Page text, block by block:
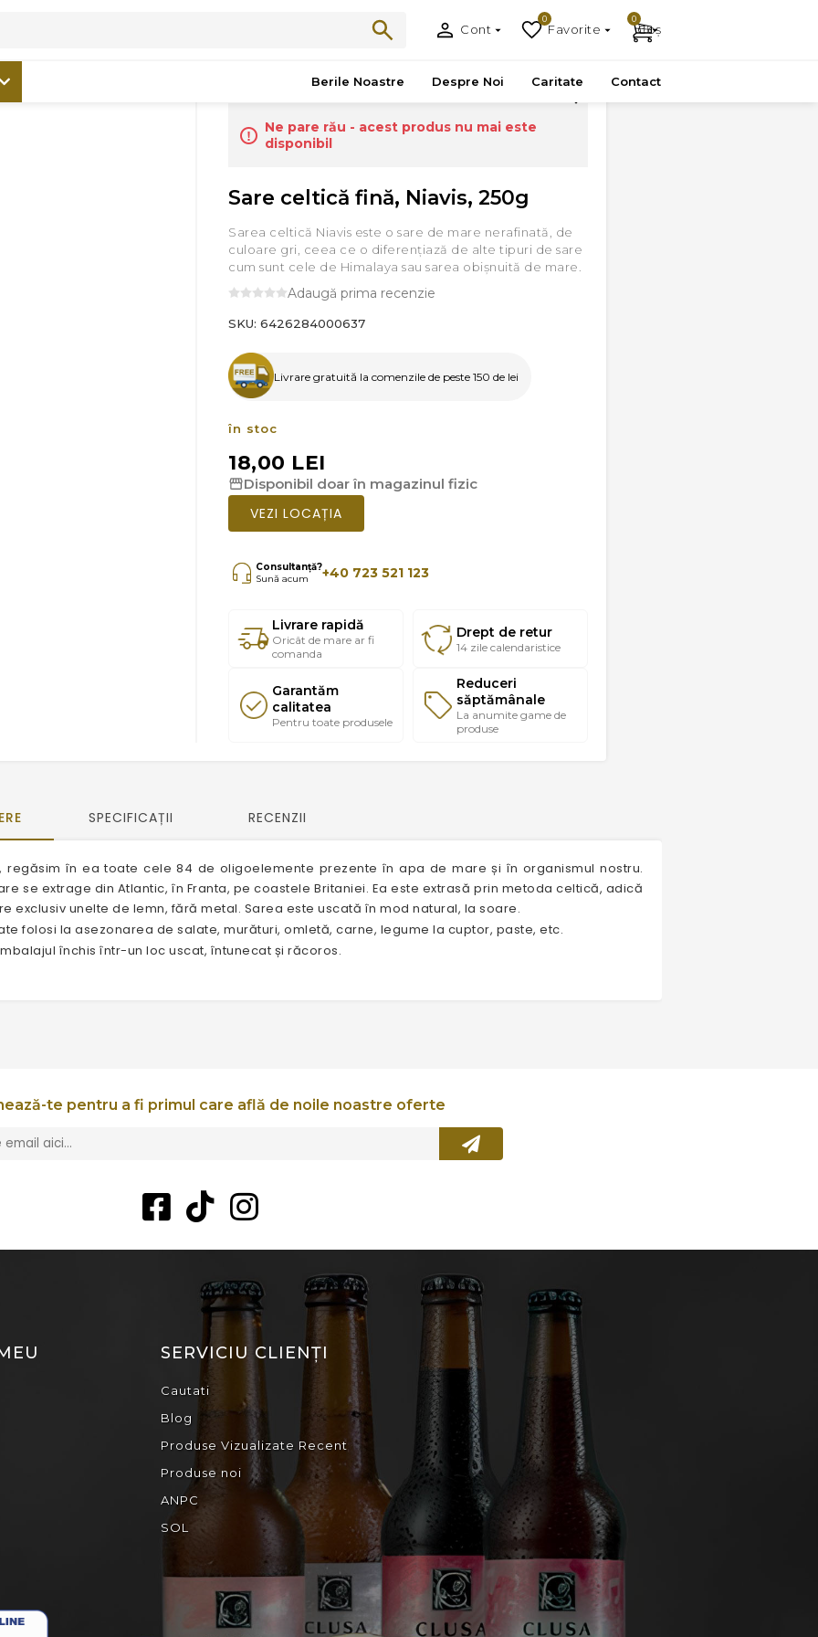
Cont Favorite
0
Coș
0
Berile Noastre Despre Noi Caritate Contact
Ne pare rău - acest produs nu mai este
disponibil
Sare celtică fină, Niavis, 250g
Sarea celtică Niavis este o sare de mare nerafinată, de
culoare gri, ceea ce o diferenţiază de alte tipuri de sare
cum sunt cele de Himalaya sau sarea obișnuită de mare.
Adaugă prima recenzie
SKU: 6426284000637
Livrare gratuită la comenzile de peste 150 de lei
în stoc
18,00 LEI
Disponibil doar în magazinul fizic
VEZI LOCAȚIA
Consultanță?
Sună acum
+40 723 521 123
Livrare rapidă
Oricât de mare ar fi
comanda
Drept de retur
14 zile calendaristice
Garantăm
calitatea
Pentru toate produsele
Reduceri
săptămânale
La anumite game de
produse
SPECIFICAȚII RECENZII
regăsim în ea toate cele 84 de oligoelemente prezente în apa de mare și în organismul nostru.
se extrage din Atlantic, în Franta, pe coastele Britaniei. Ea este extrasă prin metoda celtică, adică
exclusiv unelte de lemn, fără metal. Sarea este uscată în mod natural, la soare.
folosi la asezonarea de salate, murături, omletă, carne, legume la cuptor, paste, etc.
închis într-un loc uscat, întunecat și răcoros.
te pentru a fi primul care află de noile noastre oferte
SERVICIU CLIENȚI
Cautati
Blog
Produse Vizualizate Recent
Produse noi
ANPC
SOL